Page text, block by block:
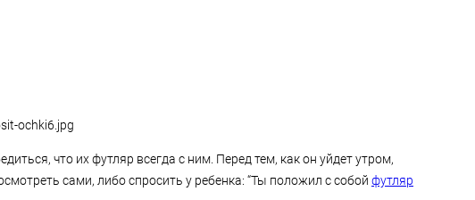
что их футляр всегда с ним. Перед тем, как он уйдет утром,
сами, либо спросить у ребенка: “Ты положил с собой футляр